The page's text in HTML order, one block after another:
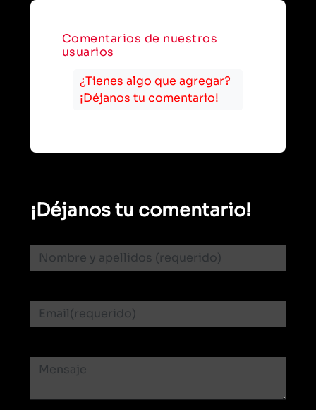
Comentarios de nuestros
usuarios
¿Tienes algo que agregar?
¡Déjanos tu comentario!
¡Déjanos tu comentario!